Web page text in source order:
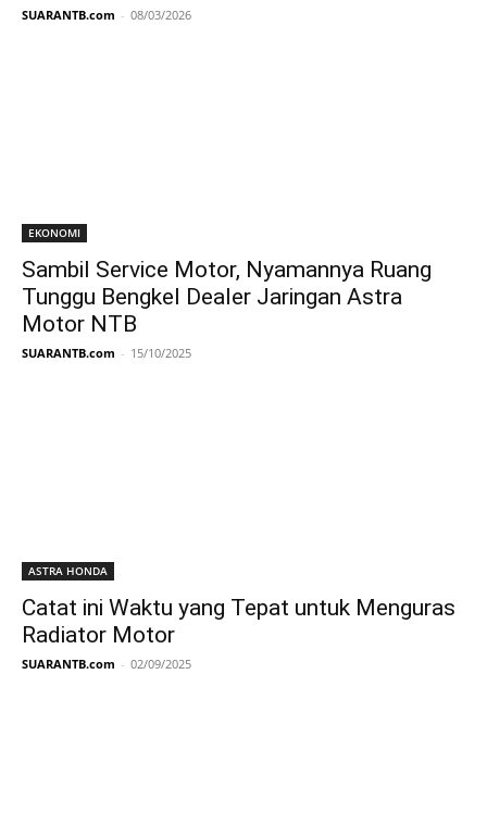
SUARANTB.com - 08/03/2026
EKONOMI
Sambil Service Motor, Nyamannya Ruang
Tunggu Bengkel Dealer Jaringan Astra
Motor NTB
SUARANTB.com - 15/10/2025
ASTRA HONDA
Catat ini Waktu yang Tepat untuk Menguras
Radiator Motor
SUARANTB.com - 02/09/2025